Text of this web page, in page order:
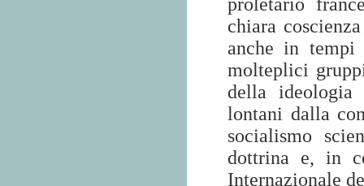
chiara
anche in tempi
molteplici
della ideologia
lontani dalla
socialismo
dottrina e, in
Internazionale